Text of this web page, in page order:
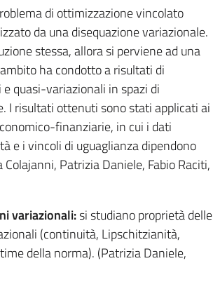
di ottimizzazione vincolato
da una disequazione variazionale.
stessa, allora si perviene ad una
ha condotto a risultati di
quasi-variazionali in spazi di
I risultati ottenuti sono stati applicati ai
finanziarie, in cui i dati
e i vincoli di uguaglianza dipendono
Patrizia Daniele, Fabio Raciti,
variazionali:si studiano proprietà delle
(continuità, Lipschitzianità,
della norma). (Patrizia Daniele,